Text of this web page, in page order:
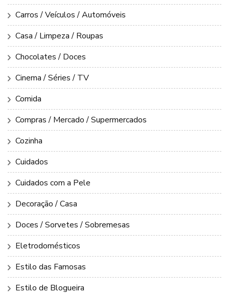
Carros / Veículos / Automóveis
Casa / Limpeza / Roupas
Chocolates / Doces
Cinema / Séries / TV
Comida
Compras / Mercado / Supermercados
Cozinha
Cuidados
Cuidados com a Pele
Decoração / Casa
Doces / Sorvetes / Sobremesas
Eletrodomésticos
Estilo das Famosas
Estilo de Blogueira